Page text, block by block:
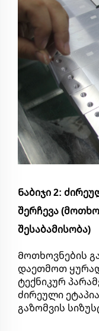
Ნაბიჯი 2:
შერჩევა
შესაბამისობა)
Მოთხოვნების
დაეთმოთ
ტექნიკურ
ძირეული
გაზომვის